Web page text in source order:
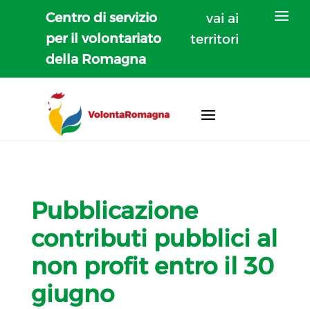
Centro di servizio
per il volontariato
della Romagna
vai ai
territori
Pubblicazione
contributi pubblici al
non profit entro il 30
giugno